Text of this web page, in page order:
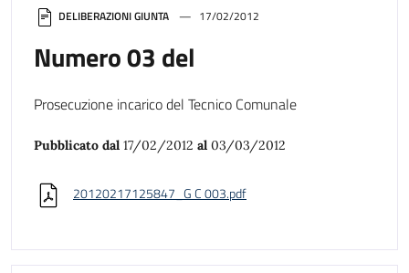
DELIBERAZIONI GIUNTA 17/02/2012
Numero 03 del
Prosecuzione incarico del Tecnico Comunale
Pubblicato dal 17/02/2012 al 03/03/2012
20120217125847_G C 003.pdf